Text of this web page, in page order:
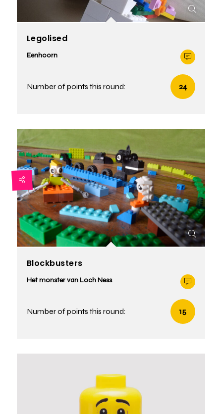
Legolised
Eenhoorn
Number of points this round: 24
Blockbusters
Het monster van Loch Ness
Number of points this round: 15